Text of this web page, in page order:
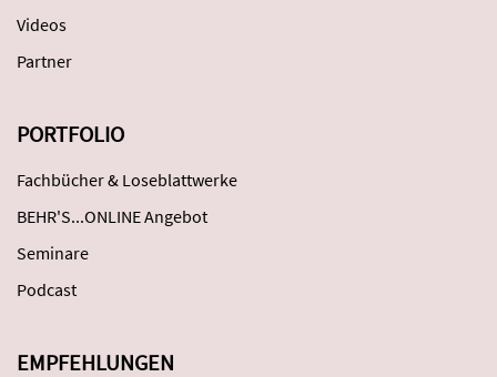
Videos
Partner
PORTFOLIO
Fachbücher & Loseblattwerke
BEHR'S...ONLINE Angebot
Seminare
Podcast
EMPFEHLUNGEN